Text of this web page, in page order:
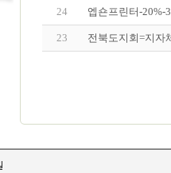
24 엡숀프린터-20%-
23 전북도지회=지자